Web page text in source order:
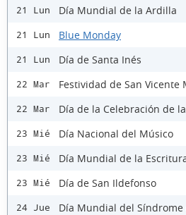
21 Lun Día Mundial de la Ardilla
21 Lun Blue Monday
21 Lun Día de Santa Inés
22 Mar Festividad de San Vicente
22 Mar Día de la Celebración de
23 Mié Día Nacional del Músico
23 Mié Día Mundial de la
23 Mié Día de San Ildefonso
24 Jue Día Mundial del